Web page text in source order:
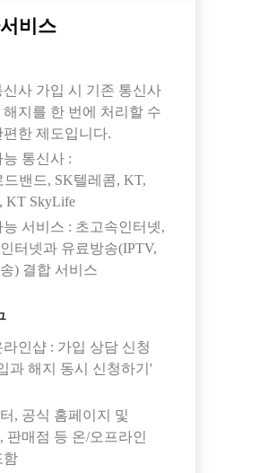
비스
신사 가입 시 기존 통신사
해지를 한 번에 처리할 수
편한 제도입니다.
능 통신사 :
드밴드, SK텔레콤, KT,
KT SkyLife
능 서비스 : 초고속인터넷,
터넷과 유료방송(IPTV,
) 결합 서비스
라인샵 : 가입 상담 신청
과 해지 동시 신청하기'
, 공식 홈페이지 및
판매점 등 온/오프라인
함